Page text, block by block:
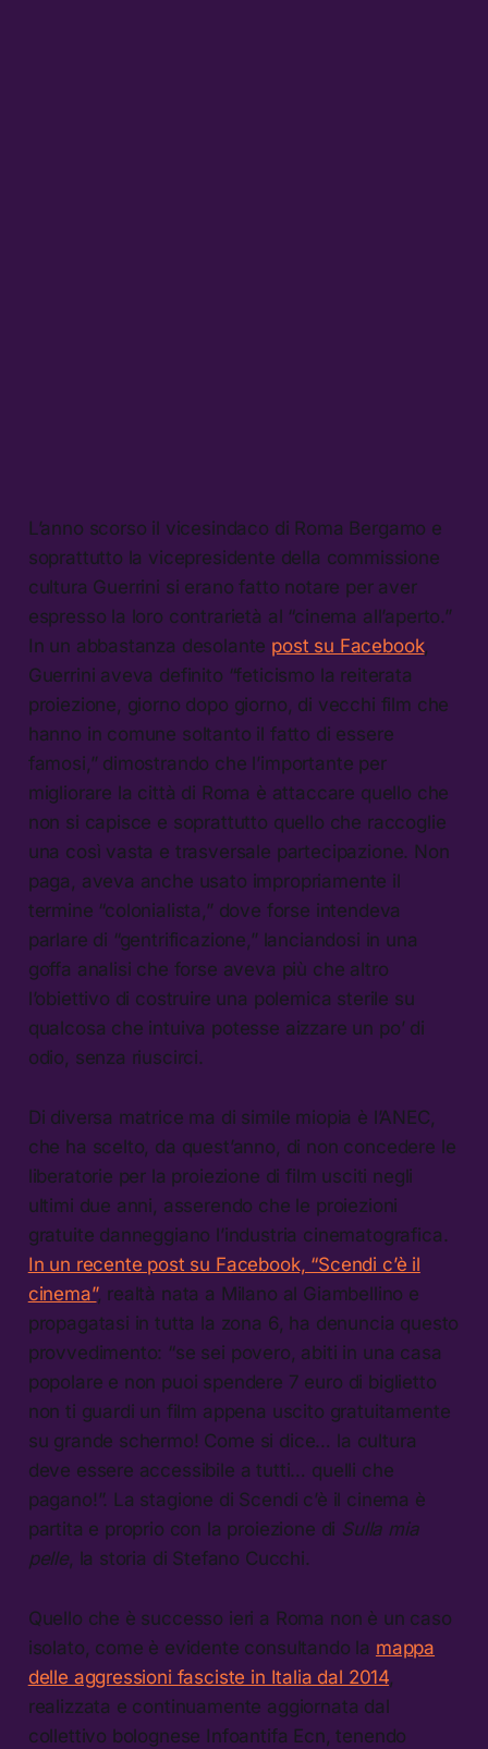
L’anno scorso il vicesindaco di Roma Bergamo e
soprattutto la vicepresidente della commissione
cultura Guerrini si erano fatto notare per aver
espresso la loro contrarietà al “cinema all’aperto.”
In un abbastanza desolante post su Facebook,
Guerrini aveva definito “feticismo la reiterata
proiezione, giorno dopo giorno, di vecchi film che
hanno in comune soltanto il fatto di essere
famosi,” dimostrando che l’importante per
migliorare la città di Roma è attaccare quello che
non si capisce e soprattutto quello che raccoglie
una così vasta e trasversale partecipazione. Non
paga, aveva anche usato impropriamente il
termine “colonialista,” dove forse intendeva
parlare di “gentrificazione,” lanciandosi in una
goffa analisi che forse aveva più che altro
l’obiettivo di costruire una polemica sterile su
qualcosa che intuiva potesse aizzare un po’ di
odio, senza riuscirci.
Di diversa matrice ma di simile miopia è l’ANEC,
che ha scelto, da quest’anno, di non concedere le
liberatorie per la proiezione di film usciti negli
ultimi due anni, asserendo che le proiezioni
gratuite danneggiano l’industria cinematografica.
In un recente post su Facebook, “Scendi c’è il
cinema”, realtà nata a Milano al Giambellino e
propagatasi in tutta la zona 6, ha denuncia questo
provvedimento: “se sei povero, abiti in una casa
popolare e non puoi spendere 7 euro di biglietto
non ti guardi un film appena uscito gratuitamente
su grande schermo! Come si dice… la cultura
deve essere accessibile a tutti… quelli che
pagano!”. La stagione di Scendi c’è il cinema è
partita e proprio con la proiezione di Sulla mia
pelle, la storia di Stefano Cucchi.
Quello che è successo ieri a Roma non è un caso
isolato, come è evidente consultando la mappa
delle aggressioni fasciste in Italia dal 2014,
realizzata e continuamente aggiornata dal
collettivo bolognese Infoantifa Ecn, tenendo